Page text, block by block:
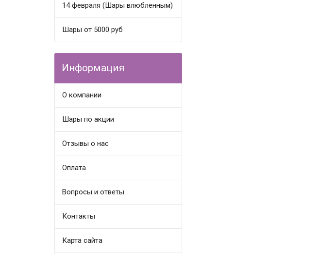
14 февраля (Шары влюбленным)
Шары от 5000 руб
Информация
О компании
Шары по акции
Отзывы о нас
Оплата
Вопросы и ответы
Контакты
Карта сайта